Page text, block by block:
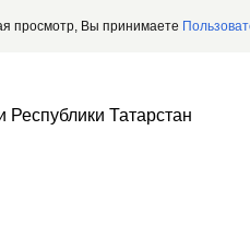
просмотр, Вы принимаете
Татарстан